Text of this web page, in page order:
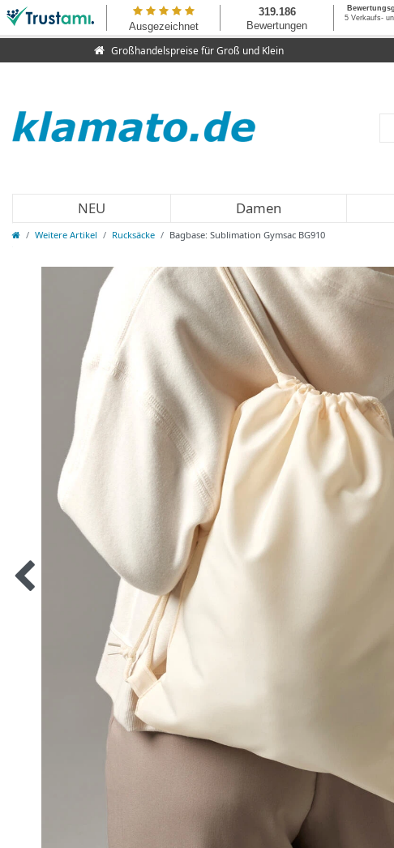
Großhandelspreise für Groß und Klein
NEU Damen
Weitere Artikel Rucksäcke Bagbase: Sublimation Gymsac BG910